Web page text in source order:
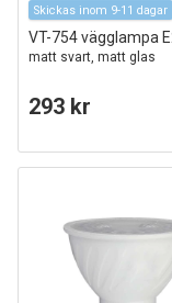
Skickas inom 9-11 dagar
VT-754 vägglampa
matt svart, matt glas
293 kr